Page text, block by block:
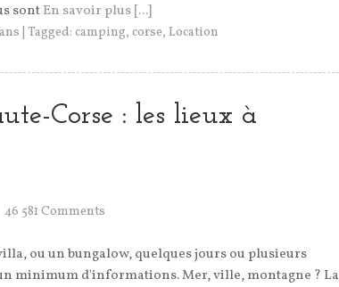
sontEn savoir plus [...]
Tagged: camping, corse, Location
Corse : les lieux à
46 581 Comments
ou un bungalow, quelques jours ou plusieurs
minimum d'informations. Mer, ville, montagne ? La